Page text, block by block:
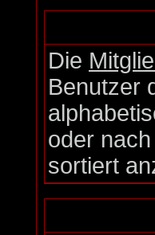
Die
Benutzer
oder
sortiert